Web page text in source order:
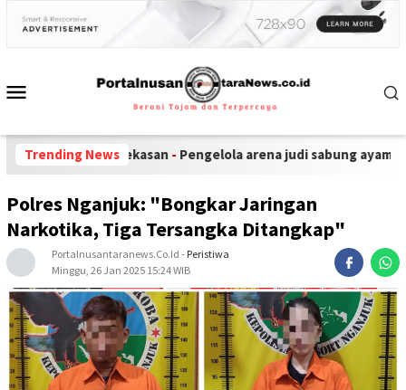
Trending News
Pamekasan-Pengelola arena judi sabung ayam MO Diduga
Polres Nganjuk: "Bongkar Jaringan
Narkotika, Tiga Tersangka Ditangkap"
Portalnusantaranews.co.id - Peristiwa
Minggu, 26 Jan 2025 15:24 WIB